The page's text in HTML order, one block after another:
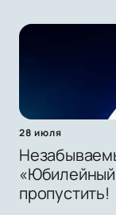
28 июля
пропустить!